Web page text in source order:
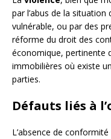
par l’abus de la situation
vulnérable, ou par des
réforme du droit des
économique, pertinente
immobilières où existe
parties.
Défauts liés à
L’absence de